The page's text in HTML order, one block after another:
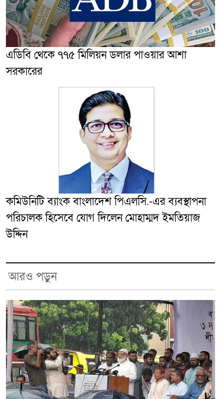
এডিবি থেকে ৭৭৫ মিলিয়ন ডলার পাওয়ার আশা
সরকারের
কমিউনিটি ব্যাংক বাংলাদেশ পিএলসি.-এর ব্যবস্থাপনা
পরিচালক হিসেবে যোগ দিলেন মোহাম্মদ ইমতিয়াজ
উদ্দিন
আরও পড়ুন